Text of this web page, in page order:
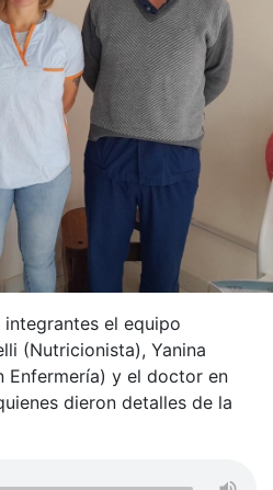
integrantes el equipo
(Nutricionista), Yanina
Enfermería) y el doctor en
dieron detalles de la